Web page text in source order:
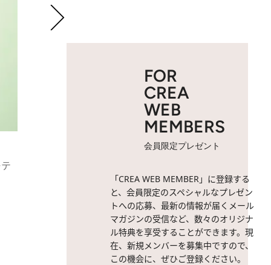
ト、そしてムスクとアンバ
FOR
CREA
WEB
MEMBERS
会員限定プレゼント
「CREA WEB MEMBER」に登録する
と、会員限定のスペシャルなプレゼン
トへの応募、最新の情報が届くメール
マガジンの受信など、数々のオリジナ
ル特典を享受することができます。現
在、新規メンバーを募集中ですので、
この機会に、ぜひご登録ください。